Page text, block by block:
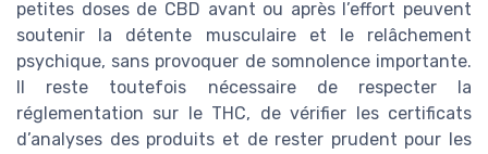
petites doses de CBD avant ou après l’effort peuvent
soutenir la détente musculaire et le relâchement
psychique, sans provoquer de somnolence importante.
Il reste toutefois nécessaire de respecter la
réglementation sur le THC, de vérifier les certificats
d’analyses des produits et de rester prudent pour les